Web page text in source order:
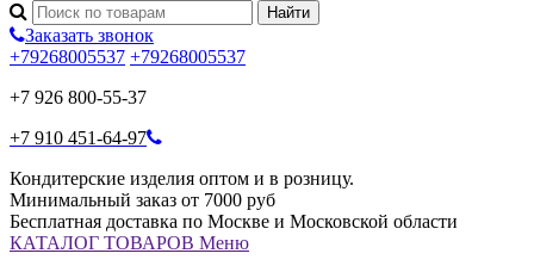
Заказать звонок
+79268005537 +79268005537
+7 926 800-55-37
+7 910 451-64-97
Кондитерские изделия оптом и в розницу.
Минимальный заказ от 7000 руб
Бесплатная доставка по Москве и Московской области
КАТАЛОГ ТОВАРОВ Меню